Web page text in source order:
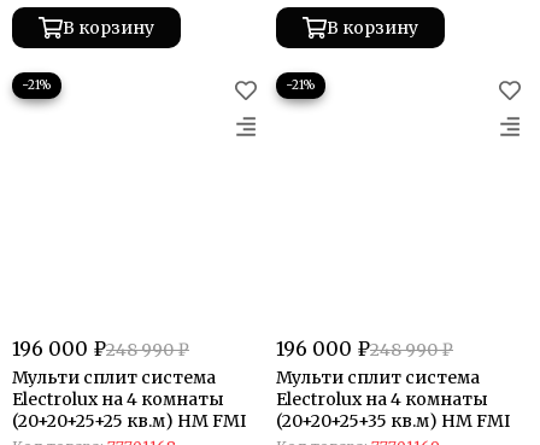
В корзину В корзину
−21%
196 000 ₽248 990 ₽
Мульти сплит система
Electrolux на 4 комнаты
(20+20+25+25 кв.м) HM FMI
−21%
196 000 ₽248 990 ₽
Мульти сплит система
Electrolux на 4 комнаты
(20+20+25+35 кв.м) HM FMI